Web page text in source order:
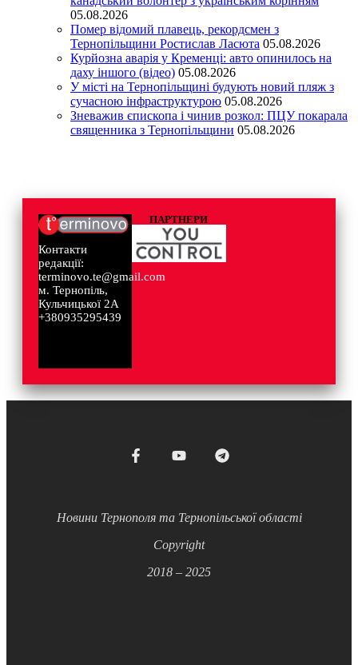
05.08.2026
Помер відомий плавець, рекордсмен з
Тернопільщини Ростислав Ласюта 05.08.2026
Курйозна аварія у Кременці: авто опинилось на
даху іншого (відео) 05.08.2026
У місті на Тернопільщині будують новий пляж з
сучасною інфраструктурою 05.08.2026
Зневажив єпископа і чинив розкол: ПЦУ покарала
священника з Тернопільщини 05.08.2026
Контакти
редакції:
terminovo.te@gmail.com
м. Тернопіль,
Кульчицької 2А
+380935295439
ПАРТНЕРИ
Новини Тернополя та Тернопільської області
Copyright
2018 – 2025